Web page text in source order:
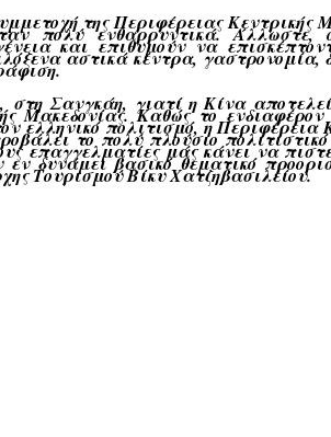
της Περιφέρειας Κεντρικής
πολύ ενθαρρυντικά. Άλλωστε,
και επιθυμούν να
αστικά κέντρα, γαστρονομία,
στη Σανγκάη, γιατί η Κίνα
Μακεδονίας. Καθώς το ενδιαφέρον
ελληνικό πολιτισμό, η Περιφέρεια
το πολύ πλούσιο
επαγγελματίες μάς κάνει να
δυνάμει βασικό θεματικό
Τουρισμού Βίκυ Χατζηβασιλείου.